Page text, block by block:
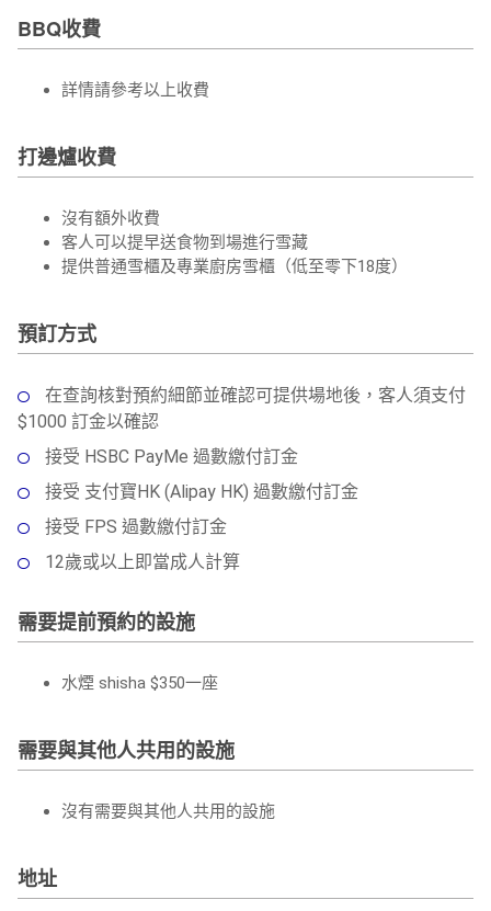
BBQ收費
詳情請參考以上收費
打邊爐收費
沒有額外收費
客人可以提早送食物到場進行雪藏
提供普通雪櫃及專業廚房雪櫃（低至零下18度）
預訂方式
在查詢核對預約細節並確認可提供場地後，客人須支付
$1000 訂金以確認
接受 HSBC PayMe 過數繳付訂金
接受 支付寶HK (Alipay HK) 過數繳付訂金
接受 FPS 過數繳付訂金
12歲或以上即當成人計算
需要提前預約的設施
水煙 shisha $350一座
需要與其他人共用的設施
沒有需要與其他人共用的設施
地址